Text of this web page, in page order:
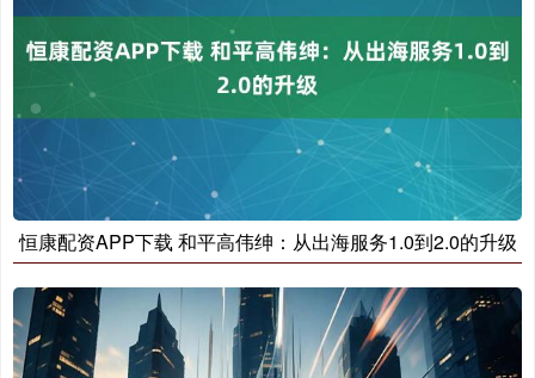
恒康配资APP下载 和平高伟绅：从出海服务1.0到2.0的升级